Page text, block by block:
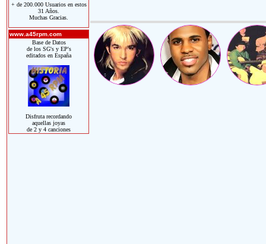
+ de 200.000 Usuarios en estos
31 Años.
Muchas Gracias.
www.a45rpm.com
Base de Datos
de los SG's y EP's
editados en España
Disfruta recordando
aquellas joyas
de 2 y 4 canciones